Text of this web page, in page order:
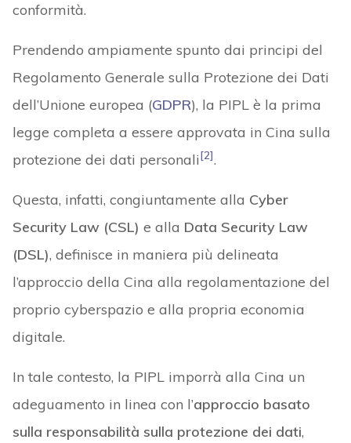
conformità.
Prendendo ampiamente spunto dai principi del
Regolamento Generale sulla Protezione dei Dati
dell’Unione europea (GDPR), la PIPL è la prima
legge completa a essere approvata in Cina sulla
protezione dei dati personali[2].
Questa, infatti, congiuntamente alla Cyber
Security Law (CSL) e alla Data Security Law
(DSL), definisce in maniera più delineata
l’approccio della Cina alla regolamentazione del
proprio cyberspazio e alla propria economia
digitale.
In tale contesto, la PIPL imporrà alla Cina un
adeguamento in linea con l’approccio basato
sulla responsabilità sulla protezione dei dati,